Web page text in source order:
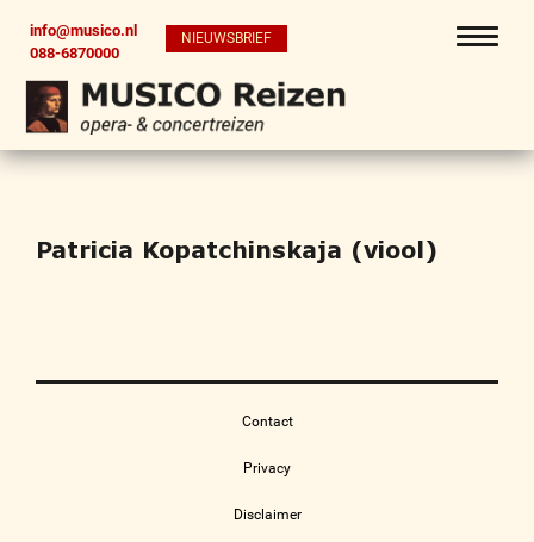
info@musico.nl
088-6870000
NIEUWSBRIEF
Patricia Kopatchinskaja (viool)
Contact
Privacy
Disclaimer